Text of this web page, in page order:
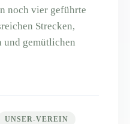
noch vier geführte
Strecken,
gemütlichen
UNSER-VEREIN